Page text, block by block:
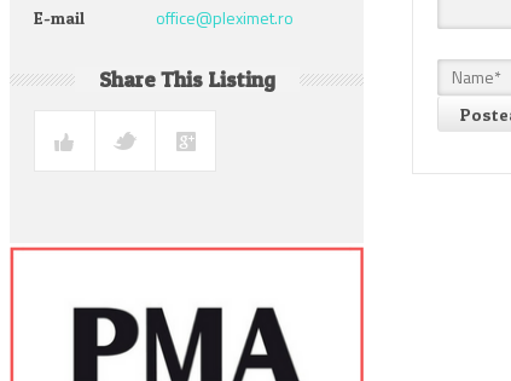
E-mail office@pleximet.ro
Share This Listing